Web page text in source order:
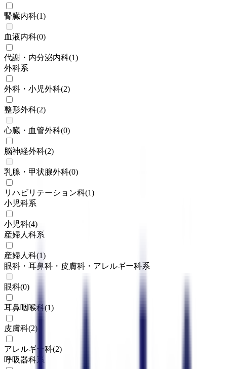
腎臓内科(1)
血液内科(0)
代謝・内分泌内科(1)
外科系
外科・小児外科(2)
整形外科(2)
心臓・血管外科(0)
脳神経外科(2)
乳腺・甲状腺外科(0)
リハビリテーション科(1)
小児科系
小児科(4)
産婦人科系
産婦人科(1)
眼科・耳鼻科・皮膚科・アレルギー科系
眼科(0)
耳鼻咽喉科(1)
皮膚科(2)
アレルギー科(2)
呼吸器科系